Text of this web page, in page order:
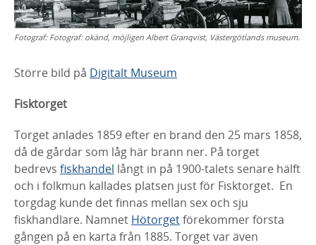
Fotograf: Fotograf: okänd, möjligen Albert Granqvist, Västergötlands museum.
Större bild på Digitalt Museum
Fisktorget
Torget anlades 1859 efter en brand den 25 mars 1858,
då de gårdar som låg här brann ner. På torget
bedrevs fiskhandel långt in på 1900-talets senare hälft
och i folkmun kallades platsen just för Fisktorget. En
torgdag kunde det finnas mellan sex och sju
fiskhandlare. Namnet Hötorgetförekommer första
gången på en karta från 1885. Torget var även